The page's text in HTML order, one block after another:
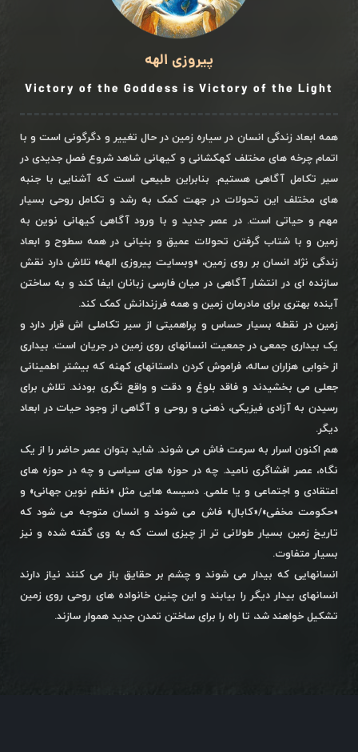
پیروزی الهه
Victory of the Goddess is Victory of the Light
همه ابعاد زندگی انسان در سیاره زمین در حال تغییر و دگرگونی است و با
اتمام چرخه های مختلف کهکشانی و کیهانی شاهد شروع فصل جدیدی در
سیر تکامل آگاهی هستیم. بنابراین طبیعی است که آشنایی با جنبه
های مختلف این تحولات در جهت کمک به رشد و تکامل روحی بسیار
مهم و حیاتی است. در عصر جدید و با ورود آگاهی کیهانی نوین به
زمین و با شتاب گرفتن تحولات عمیق و بنیانی در همه سطوح و ابعاد
زندگی نژاد انسان بر روی زمین، «وبسایت پیروزی الهه» تلاش دارد نقش
سازنده ای در انتشار آگاهی در میان فارسی زبانان ایفا کند و به ساختن
آینده بهتری برای مادرمان زمین و همه فرزندانش کمک کند.
زمین در نقطه بسیار حساس و پراهمیتی از سیر تکاملی اش قرار دارد و
یک بیداری جمعی در جمعیت انسانهای روی زمین در جریان است. بیداری
از خوابی هزاران ساله، فراموش کردن داستانهای کهنه که بیشتر اطمینانی
جعلی می بخشیدند و فاقد بلوغ و دقت و واقع نگری بودند. تلاش برای
رسیدن به آزادی فیزیکی، ذهنی و روحی و آگاهی از وجود حیات در ابعاد
دیگر.
هم اکنون اسرار به سرعت فاش می شوند. شاید بتوان عصر حاضر را از یک
نگاه، عصر افشاگری نامید. چه در حوزه های سیاسی و چه در حوزه های
اعتقادی و اجتماعی و یا علمی. دسیسه هایی مثل «نظم نوین جهانی» و
«حکومت مخفی»/«کابال» فاش می شوند و انسان متوجه می شود که
تاریخ زمین بسیار طولانی تر از چیزی است که به وی گفته شده و نیز
بسیار متفاوت.
انسانهایی که بیدار می شوند و چشم بر حقایق باز می کنند نیاز دارند
انسانهای بیدار دیگر را بیابند و این چنین خانواده های روحی روی زمین
تشکیل خواهند شد، تا راه را برای ساختن تمدن جدید هموار سازند.